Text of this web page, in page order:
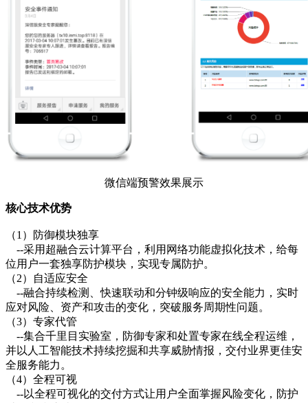
微信端预警效果展示
核心技术优势
（1）防御模块独享
--采用超融合云计算平台，利用网络功能虚拟化技术，给每
位用户一套独享防护模块，实现专属防护。
（2）自适应安全
--融合持续检测、快速联动和分钟级响应的安全能力，实时
应对风险、资产和攻击的变化，突破服务周期性问题。
（3）专家代管
--集合千里目实验室，防御专家和处置专家在线全程运维，
并以人工智能技术持续挖掘和共享威胁情报，交付业界更佳安
全服务能力。
（4）全程可视
--以全程可视化的交付方式让用户全面掌握风险变化，防护